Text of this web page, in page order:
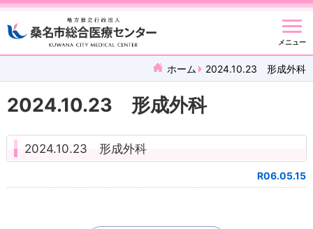
メニュー
ホーム 2024.10.23 形成外科
2024.10.23 形成外科
2024.10.23 形成外科
R06.05.15